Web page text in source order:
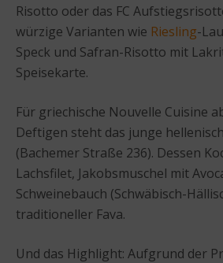
Risotto oder das FC
würzige Varianten wie Riesling-
Speck und Safran-Risotto mit
Speisekarte.
Für griechische Nouvelle Cuisine
Deftigen steht das junge
(Bachemer Straße 236). Dessen
Lachsfilet, Jakobsmuschel mit
Schweinebauch (Schwäbisch-
traditioneller Fava.
Und das Highlight: Aufgrund der